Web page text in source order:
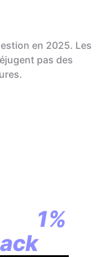
en 2025. Les
pas des
1%